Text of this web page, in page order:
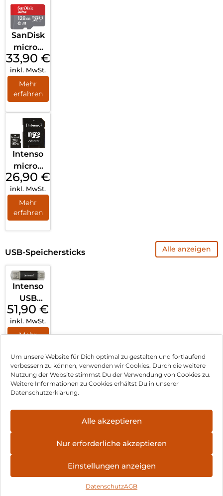
Um unsere Website für Dich optimal zu gestalten und fortlaufend
verbessern zu können, verwenden wir Cookies. Durch die weitere
Nutzung der Website stimmst Du der Verwendung von Cookies zu.
Weitere Informationen zu Cookies erhältst Du in unserer
Datenschutzerklärung.
Alle akzeptieren
Nur erforderliche akzeptieren
Einstellungen anzeigen
DatenschutzAGB
ance
Schwar
z
SanDisk
microS
DXC
Ultra 128
GB +
Adapter
33,90 €
inkl. MwSt.
Mehr
erfahren
Intenso
microS
D Card
UHS-I
128GB
SDHC
Schwar
26,90 €
inkl. MwSt.
Mehr
erfahren
USB-Speichersticks Alle anzeigen
Intenso
USB
Flash
Drive 3.2
256 GB
Line
Schwar
z
51,90 €
inkl. MwSt.
Mehr
Impressum
Hinweis zur Batterieentsorgung
Newsletter
, Brodos AG – All Rights Reserved.